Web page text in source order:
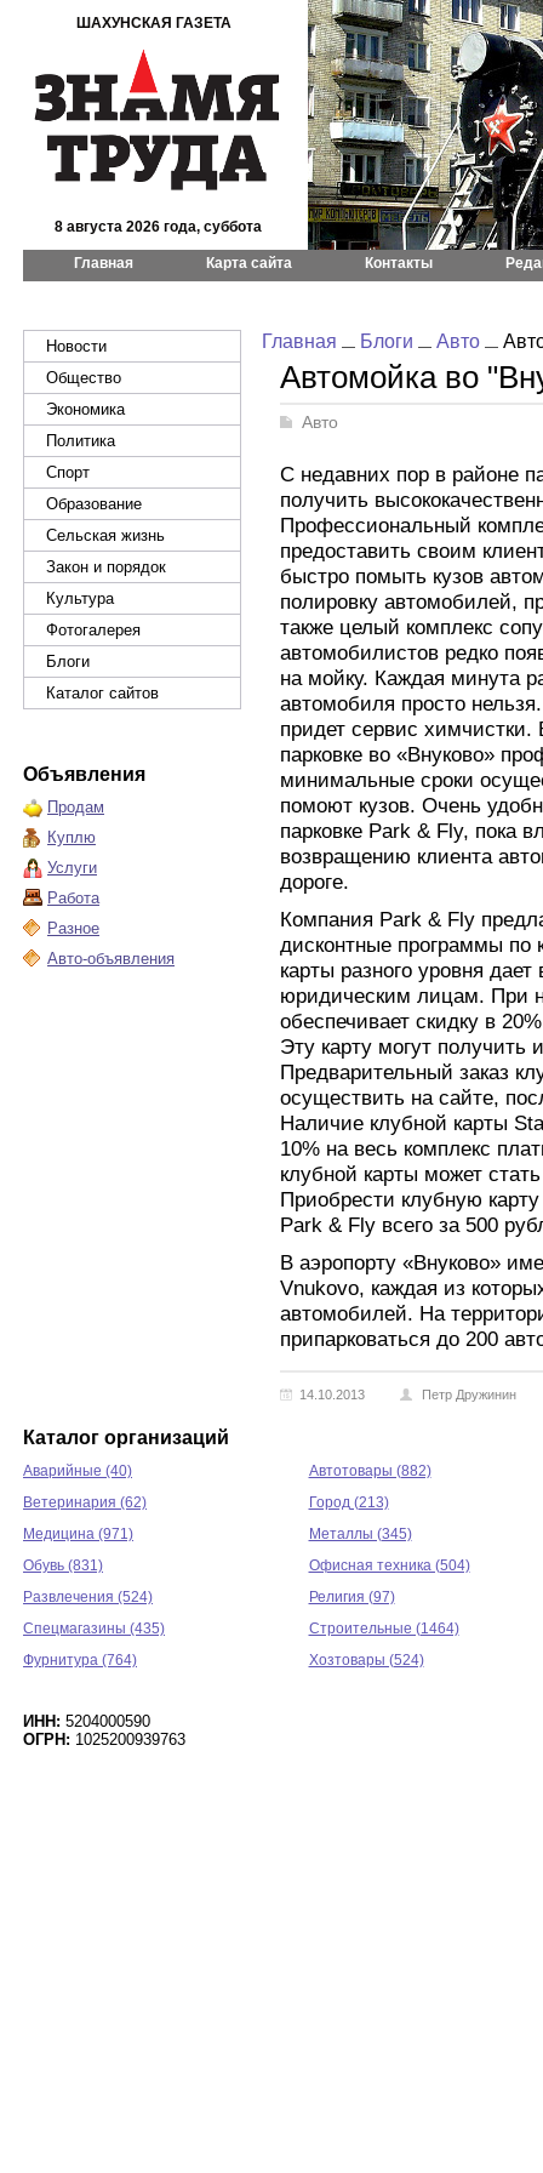
ШАХУНСКАЯ ГАЗЕТА
8 августа 2026 года, суббота
Главная Карта сайта Контакты
Новости
Общество
Экономика
Политика
Спорт
Образование
Сельская жизнь
Закон и порядок
Культура
Фотогалерея
Блоги
Каталог сайтов
Объявления
Продам
Куплю
Услуги
Работа
Разное
Авто-объявления
Главная Блоги Авто
Автомойка во
Авто
С недавних пор в районе
получить
Профессиональный
предоставить своим
быстро помыть кузов
полировку автомобилей,
также целый комплекс
автомобилистов редко
на мойку. Каждая минута
автомобиля просто
придет сервис химчистки.
парковке во «Внуково»
минимальные сроки
помоют кузов. Очень
парковке Park & Fly, пока
возвращению клиента
дороге.
Компания Park & Fly
дисконтные программы по
карты разного уровня
юридическим лицам. При
обеспечивает скидку в
Эту карту могут получить
Предварительный заказ
осуществить на сайте,
Наличие клубной карты
10% на весь комплекс
клубной карты может
Приобрести клубную
Park & Fly всего за 500
В аэропорту «Внуково»
Vnukovo, каждая из
автомобилей. На
припарковаться до 200
14.10.2013 Петр Дружинин
Каталог организаций
Аварийные (40)
Автотовары (882)
Ветеринария (62)
Город (213)
Медицина (971)
Металлы (345)
Обувь (831)
Офисная техника (504)
Развлечения (524)
Религия (97)
Спецмагазины (435)
Строительные (1464)
Фурнитура (764)
Хозтовары (524)
ИНН: 5204000590
ОГРН: 1025200939763